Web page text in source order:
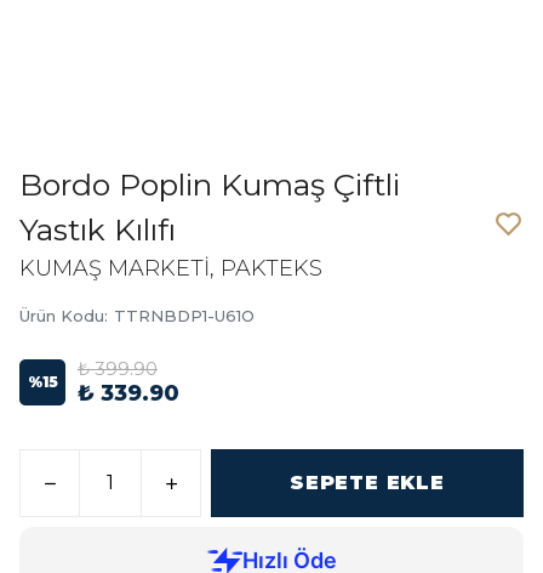
Bordo Poplin Kumaş Çiftli
Yastık Kılıfı
KUMAŞ MARKETİ, PAKTEKS
Ürün Kodu: TTRNBDP1-U61O
%15
₺ 399.90
₺ 339.90
SEPETE EKLE